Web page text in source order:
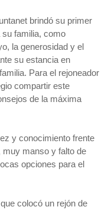
brindó su primer
su familia, como
la generosidad y el
su estancia en
Para el rejoneador
compartir este
de la máxima
y conocimiento frente
muy manso y falto de
opciones para el
colocó un rejón de